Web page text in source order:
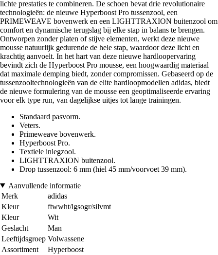
lichte prestaties te combineren. De schoen bevat drie revolutionaire
technologieën: de nieuwe Hyperboost Pro tussenzool, een
PRIMEWEAVE bovenwerk en een LIGHTTRAXION buitenzool om
comfort en dynamische terugslag bij elke stap in balans te brengen.
Ontworpen zonder platen of stijve elementen, werkt deze nieuwe
mousse natuurlijk gedurende de hele stap, waardoor deze licht en
krachtig aanvoelt. In het hart van deze nieuwe hardloopervaring
bevindt zich de Hyperboost Pro mousse, een hoogwaardig materiaal
dat maximale demping biedt, zonder compromissen. Gebaseerd op de
tussenzooltechnologieën van de elite hardloopmodellen adidas, biedt
de nieuwe formulering van de mousse een geoptimaliseerde ervaring
voor elk type run, van dagelijkse uitjes tot lange trainingen.
Standaard pasvorm.
Veters.
Primeweave bovenwerk.
Hyperboost Pro.
Textiele inlegzool.
LIGHTTRAXION buitenzool.
Drop tussenzool: 6 mm (hiel 45 mm/voorvoet 39 mm).
Aanvullende informatie
Merk
adidas
Kleur
ftwwht/lgsogr/silvmt
Kleur
Wit
Geslacht
Man
Leeftijdsgroep Volwassene
Assortiment
Hyperboost